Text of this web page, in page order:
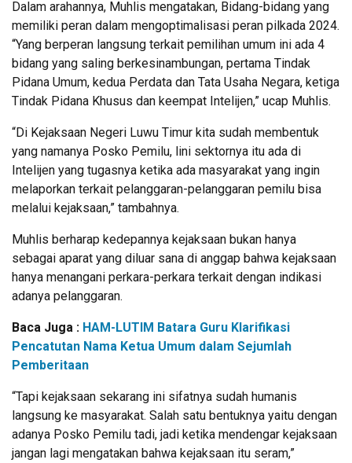
Dalam arahannya, Muhlis mengatakan, Bidang-bidang yang
memiliki peran dalam mengoptimalisasi peran pilkada 2024.
“Yang berperan langsung terkait pemilihan umum ini ada 4
bidang yang saling berkesinambungan, pertama Tindak
Pidana Umum, kedua Perdata dan Tata Usaha Negara, ketiga
Tindak Pidana Khusus dan keempat Intelijen,” ucap Muhlis.
“Di Kejaksaan Negeri Luwu Timur kita sudah membentuk
yang namanya Posko Pemilu, lini sektornya itu ada di
Intelijen yang tugasnya ketika ada masyarakat yang ingin
melaporkan terkait pelanggaran-pelanggaran pemilu bisa
melalui kejaksaan,” tambahnya.
Muhlis berharap kedepannya kejaksaan bukan hanya
sebagai aparat yang diluar sana di anggap bahwa kejaksaan
hanya menangani perkara-perkara terkait dengan indikasi
adanya pelanggaran.
Baca Juga : HAM-LUTIM Batara Guru Klarifikasi
Pencatutan Nama Ketua Umum dalam Sejumlah
Pemberitaan
“Tapi kejaksaan sekarang ini sifatnya sudah humanis
langsung ke masyarakat. Salah satu bentuknya yaitu dengan
adanya Posko Pemilu tadi, jadi ketika mendengar kejaksaan
jangan lagi mengatakan bahwa kejaksaan itu seram,”